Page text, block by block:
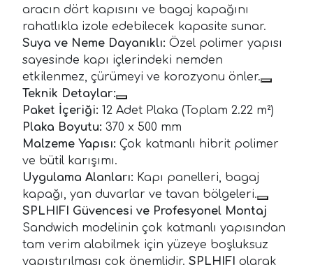
aracın dört kapısını ve bagaj kapağını
rahatlıkla izole edebilecek kapasite sunar.
Suya ve Neme Dayanıklı: Özel polimer yapısı
sayesinde kapı içlerindeki nemden
etkilenmez, çürümeyi ve korozyonu önler.
Teknik Detaylar:
Paket İçeriği: 12 Adet Plaka (Toplam 2.22 m²)
Plaka Boyutu: 370 x 500 mm
Malzeme Yapısı: Çok katmanlı hibrit polimer
ve bütil karışımı.
Uygulama Alanları: Kapı panelleri, bagaj
kapağı, yan duvarlar ve tavan bölgeleri.
SPLHIFI Güvencesi ve Profesyonel Montaj
Sandwich modelinin çok katmanlı yapısından
tam verim alabilmek için yüzeye boşluksuz
yapıştırılması çok önemlidir. SPLHIFI olarak